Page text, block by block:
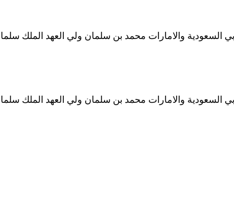
السعودية والامارات محمد بن سلمان ولي العهد الملك
السعودية والامارات محمد بن سلمان ولي العهد الملك